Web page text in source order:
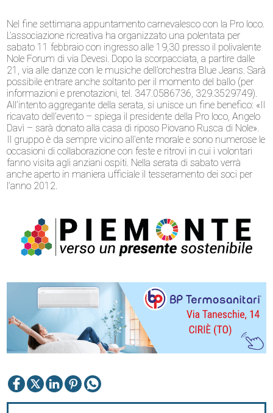
Nel fine settimana appuntamento carnevalesco con la Pro loco.
L’associazione ricreativa ha organizzato una polentata per
sabato 11 febbraio con ingresso alle 19,30 presso il polivalente
Nole Forum di via Devesi. Dopo la scorpacciata, a partire dalle
21, via alle danze con le musiche dell’orchestra Blue Jeans. Sarà
possibile entrare anche soltanto per il momento del ballo (per
informazioni e prenotazioni, tel. 347.0586736, 329.3529749).
All’intento aggregante della serata, si unisce un fine benefico: «Il
ricavato dell’evento – spiega il presidente della Pro loco, Angelo
Davì – sarà donato alla casa di riposo Piovano Rusca di Nole».
Il gruppo è da sempre vicino all’ente morale e sono numerose le
occasioni di collaborazione con feste e ritrovi in cui i volontari
fanno visita agli anziani ospiti. Nella serata di sabato verrà
anche aperto in maniera ufficiale il tesseramento dei soci per
l’anno 2012.